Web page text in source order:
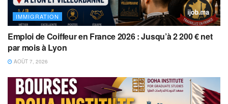
IMMIGRATION
Emploi de Coiffeur en France 2026 : Jusqu’à 2 200 € net
par mois à Lyon
AOÛT 7, 2026